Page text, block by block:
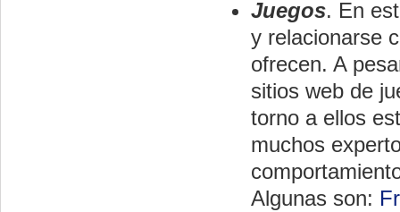
Juegos. En
y relacionarse
ofrecen. A
sitios web de
torno a ellos
muchos
Algunas son: